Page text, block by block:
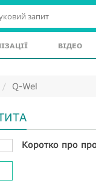
ВІДЕО
Q-Wel
Коротко про